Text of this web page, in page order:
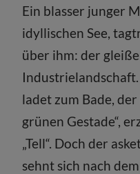
Ein blasser junger
idyllischen See,
über ihm: der
Industrielandschaft.
ladet zum Bade,
grünen Gestade“,
„Tell“. Doch der
sehnt sich nach